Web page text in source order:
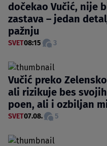
dočekao Vučić, nije
zastava – jedan
pažnju
SVET08:15 3
Vučić preko
ali rizikuje bes
poen, ali i ozbiljan
SVET07.08. 5